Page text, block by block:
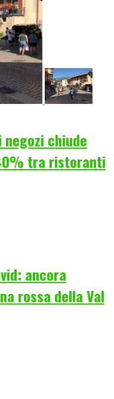
chiude
tra ristoranti
ancora
rossa della Val